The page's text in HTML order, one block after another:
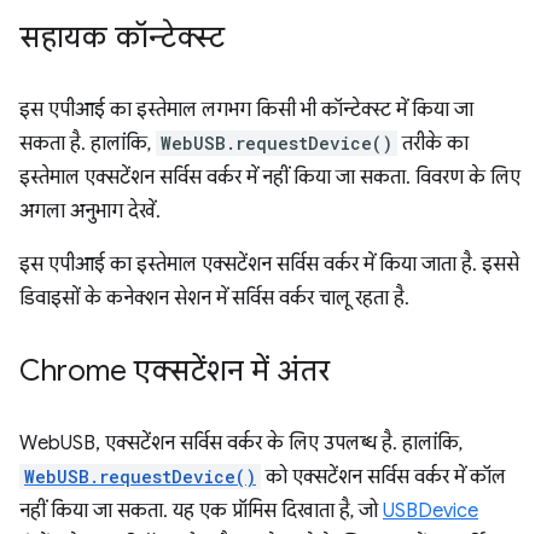
सहायक कॉन्टेक्स्ट
इस एपीआई का इस्तेमाल लगभग किसी भी कॉन्टेक्स्ट में किया जा
सकता है. हालांकि, WebUSB.requestDevice() तरीके का
इस्तेमाल एक्सटेंशन सर्विस वर्कर में नहीं किया जा सकता. विवरण के लिए
अगला अनुभाग देखें.
इस एपीआई का इस्तेमाल एक्सटेंशन सर्विस वर्कर में किया जाता है. इससे
डिवाइसों के कनेक्शन सेशन में सर्विस वर्कर चालू रहता है.
Chrome एक्सटेंशन में अंतर
WebUSB, एक्सटेंशन सर्विस वर्कर के लिए उपलब्ध है. हालांकि,
WebUSB.requestDevice() को एक्सटेंशन सर्विस वर्कर में कॉल
नहीं किया जा सकता. यह एक प्रॉमिस दिखाता है, जोUSBDevice